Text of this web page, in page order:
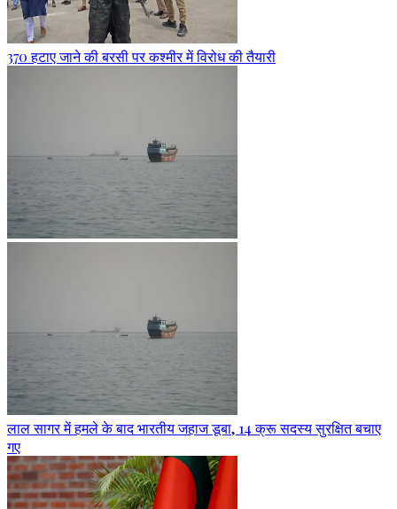
370 हटाए जाने की बरसी पर कश्मीर में विरोध की तैयारी
लाल सागर में हमले के बाद भारतीय जहाज डूबा, 14 क्रू सदस्य सुरक्षित बचाए
गए